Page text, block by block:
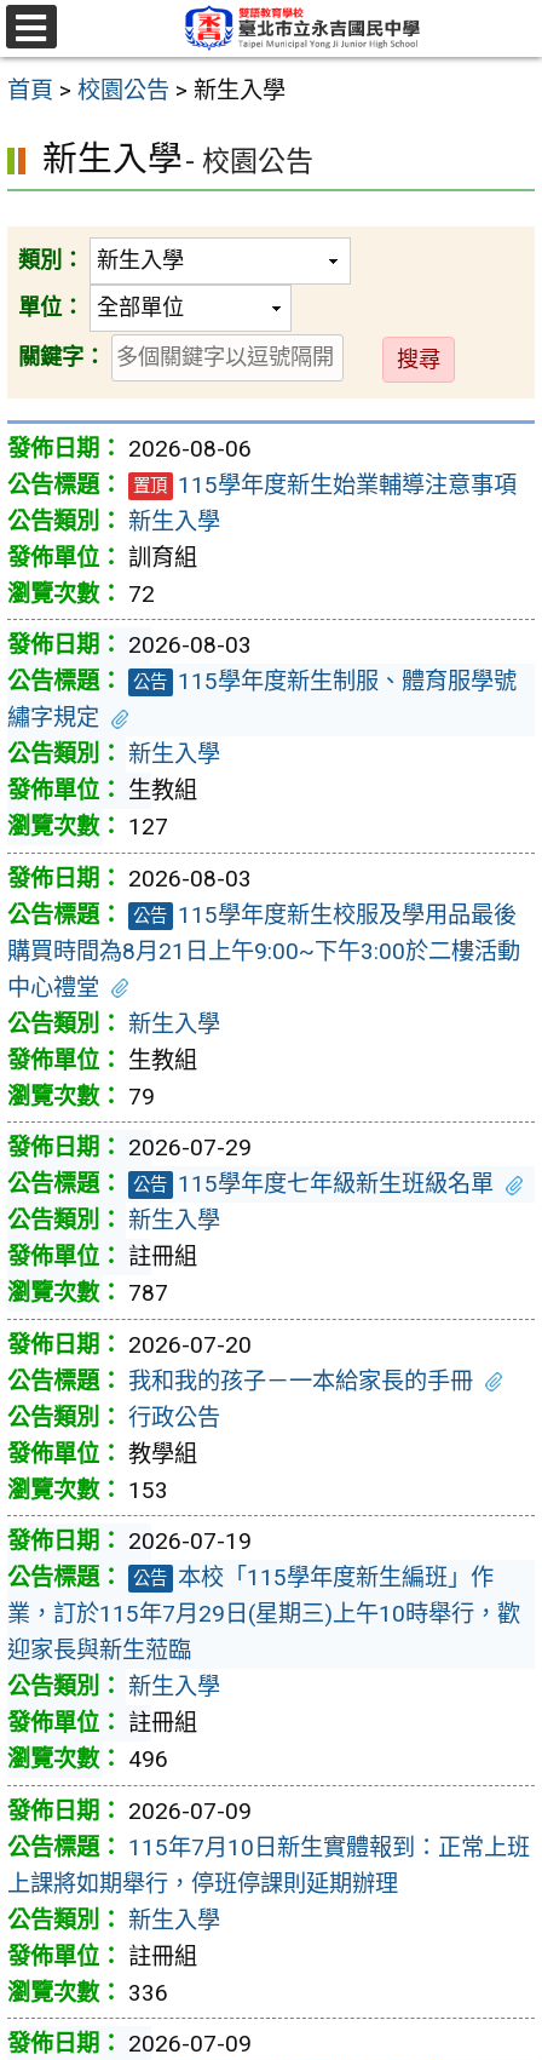
跳
至
主
容
區
選
單
首頁 > 校園公告 > 新生入學
新生入學- 校園公告
類別：
單位：
關鍵字：
送
出
2026-08-06
置頂 115學年度新生始業輔導注意事項
新生入學
訓育組
72
2026-08-03
公告 115學年度新生制服、體育服學號
繡字規定
新生入學
生教組
127
2026-08-03
公告 115學年度新生校服及學用品最後
購買時間為8月21日上午9:00~下午3:00於二樓活動
中心禮堂
新生入學
生教組
79
2026-07-29
公告 115學年度七年級新生班級名單
新生入學
註冊組
787
2026-07-20
我和我的孩子－一本給家長的手冊
行政公告
教學組
153
2026-07-19
公告 本校「115學年度新生編班」作
業，訂於115年7月29日(星期三)上午10時舉行，歡
迎家長與新生蒞臨
新生入學
註冊組
496
2026-07-09
115年7月10日新生實體報到：正常上班
上課將如期舉行，停班停課則延期辦理
新生入學
註冊組
336
2026-07-09